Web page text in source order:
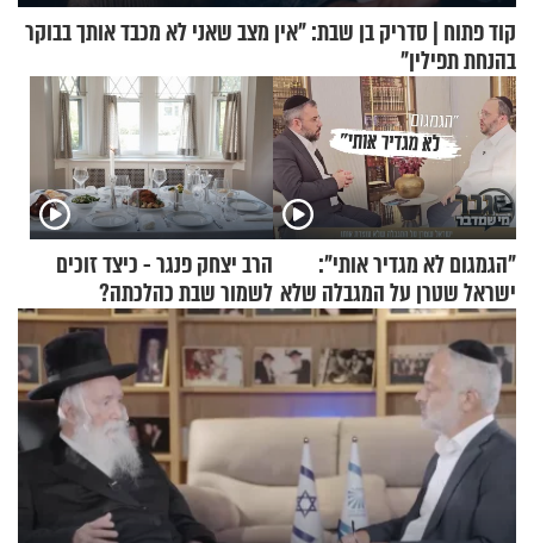
קוד פתוח | סדריק בן שבת: "אין מצב שאני לא מכבד אותך בבוקר
בהנחת תפילין"
"הגמגום לא מגדיר אותי":
ישראל שטרן על המגבלה שלא
עוצרת אותו
הרב יצחק פנגר - כיצד זוכים
לשמור שבת כהלכתה?